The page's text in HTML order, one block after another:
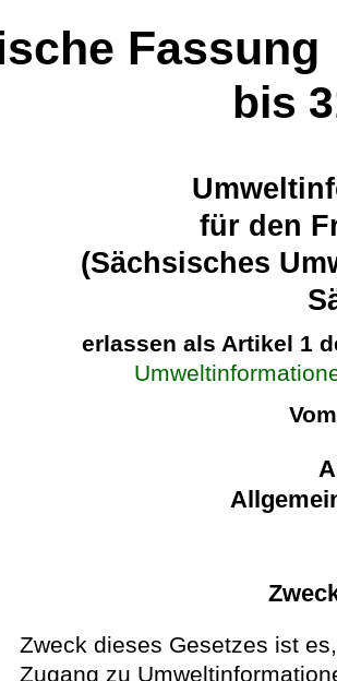
Fassung
bis
für den
(Sächsisches
erlassen als Artikel 1
Zweck dieses Gesetzes ist
Zugang zu